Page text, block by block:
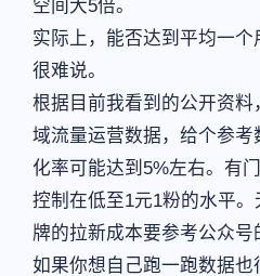
空间大5倍。
实际上，能否达到平均一
很难说。
根据目前我看到的公开资
域流量运营数据，给个参
化率可能达到5%左右。有
控制在低至1元1粉的水平
牌的拉新成本要参考公众号
如果你想自己跑一跑数据